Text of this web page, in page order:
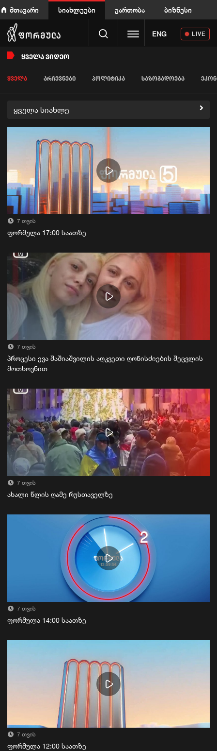
მთავარი სიახლეები გართობა ბიზნესი
Toggle navigation
ENG LIVE
ᲧᲕᲔᲚᲐ ᲕᲘᲓᲔᲝ
ᲧᲕᲔᲚᲐ ᲐᲠᲩᲔᲕᲜᲔᲑᲘ ᲞᲝᲚᲘᲢᲘᲙᲐ ᲡᲐᲖᲝᲒᲐᲓᲝᲔᲑᲐ
ყველა სიახლე
7 თვის
ფორმულა 17:00 საათზე
7 თვის
პროცესი ევა შაშიაშვილის აღკვეთი ღონისძიების შეცვლის
მოთხოვნით
7 თვის
ახალი წლის ღამე რუსთაველზე
7 თვის
ფორმულა 14:00 საათზე
7 თვის
ფორმულა 12:00 საათზე